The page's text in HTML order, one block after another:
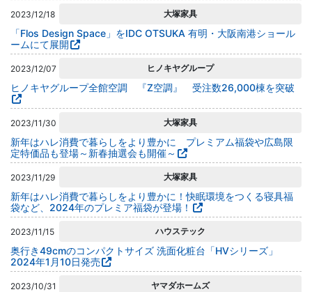
2023/12/18 大塚家具
「Flos Design Space」をIDC OTSUKA 有明・大阪南港ショール
ームにて展開
2023/12/07 ヒノキヤグループ
ヒノキヤグループ全館空調 『Z空調』 受注数26,000棟を突破
2023/11/30 大塚家具
新年はハレ消費で暮らしをより豊かに プレミアム福袋や広島限
定特価品も登場～新春抽選会も開催～
2023/11/29 大塚家具
新年はハレ消費で暮らしをより豊かに！快眠環境をつくる寝具福
袋など、2024年のプレミア福袋が登場！
2023/11/15 ハウステック
奥行き49cmのコンパクトサイズ 洗面化粧台「HVシリーズ」
2024年1月10日発売
2023/10/31 ヤマダホームズ